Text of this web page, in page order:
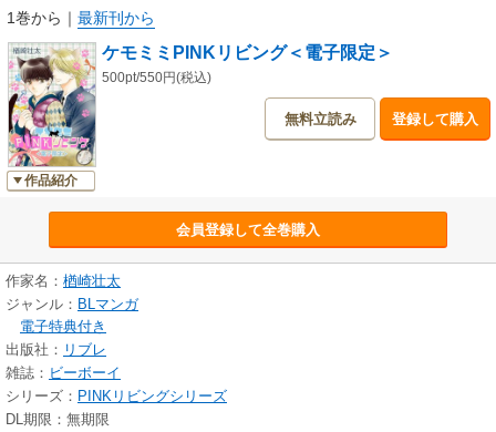
1巻から ｜ 最新刊から
作品紹介
ケモミミPINKリビング＜電子限定＞
500pt/550円(税込)
無料立読み 登録して購入
会員登録して全巻購入
作家名： 楢崎壮太
ジャンル： BLマンガ
電子特典付き
出版社： リブレ
雑誌： ビーボーイ
シリーズ： PINKリビングシリーズ
DL期限：無期限